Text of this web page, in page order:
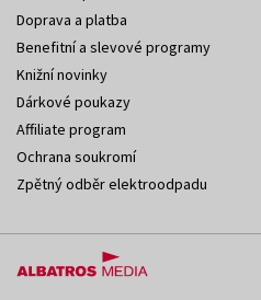
Doprava a platba
Benefitní a slevové programy
Knižní novinky
Dárkové poukazy
Affiliate program
Ochrana soukromí
Zpětný odběr elektroodpadu